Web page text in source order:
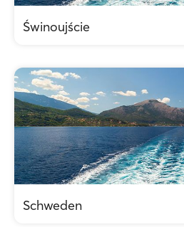
Świnoujście
Schweden